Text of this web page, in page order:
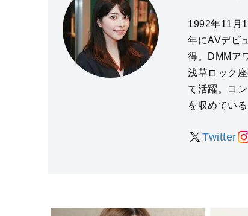
1992年11月
年にAVデビ
得。DMMア
浅草ロック
て活躍。コ
を収めている
Twitter